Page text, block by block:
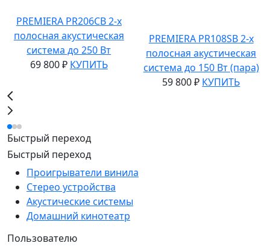
PREMIERA PR206CB 2-х
полосная акустическая
система до 250 Вт
69 800 ₽ КУПИТЬ
PREMIERA PR108SB 2-х
полосная акустическая
система до 150 Вт (пара)
59 800 ₽ КУПИТЬ
Быстрый переход
Быстрый переход
Проигрыватели винила
Стерео устройства
Акустические системы
Домашний кинотеатр
Пользователю